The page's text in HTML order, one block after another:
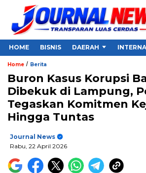
HOME BISNIS DAERAH
Home / Berita
Buron Kasus Korupsi
Dibekuk di Lampung,
Tegaskan Komitmen
Hingga Tuntas
Journal News
Rabu, 22 April 2026